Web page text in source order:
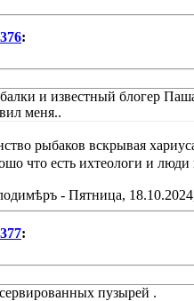
376:
и известный блогер
меня..
рыбаков вскрывая
что есть ихтеологи и
- Пятница,
377:
пузырей .